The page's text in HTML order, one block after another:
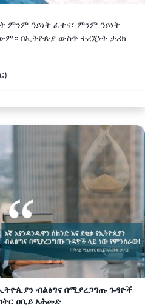
ምንም ዓይነት ፈተና፣ ምንም ዓይነት
በኢትዮጵያ ውስጥ ተረጂነት ታሪክ
ብልፅግና በሚያረጋግጡ ጉዳዮች
ዐቢይ አሕመድ